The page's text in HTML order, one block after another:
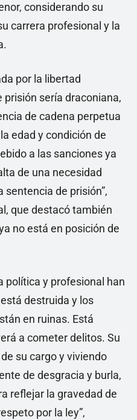
considerando su
carrera profesional y la
por la libertad
prisión sería draconiana,
de cadena perpetua
edad y condición de
a las sanciones ya
de una necesidad
de prisión”,
que destacó también
no está en posición de
política y profesional han
destruida y los
en ruinas. Está
a cometer delitos. Su
su cargo y viviendo
de desgracia y burla,
reflejar la gravedad de
por la ley”,